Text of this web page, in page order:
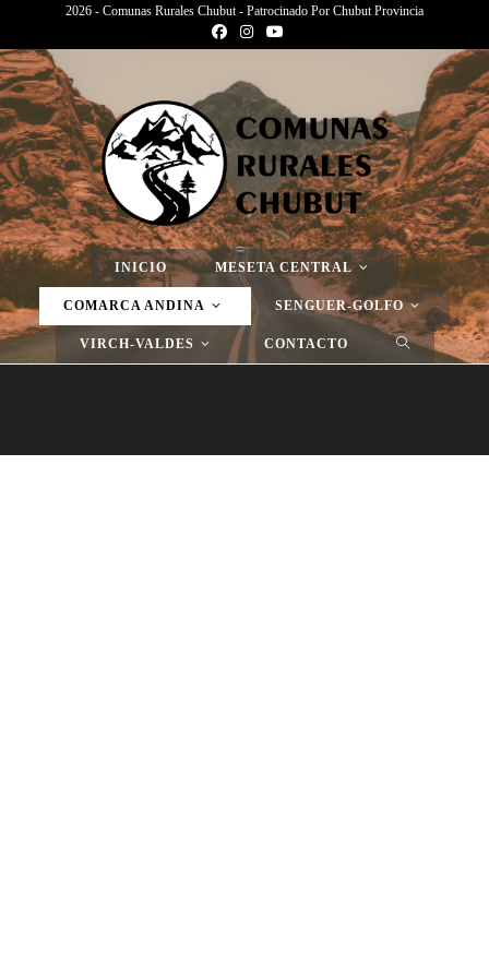
2026 - Comunas Rurales Chubut - Patrocinado Por Chubut Provincia
INICIO MESETA CENTRAL
COMARCA ANDINA SENGUER-GOLFO
VIRCH-VALDES CONTACTO
Página Nueva
> Página Nueva > Página Nueva